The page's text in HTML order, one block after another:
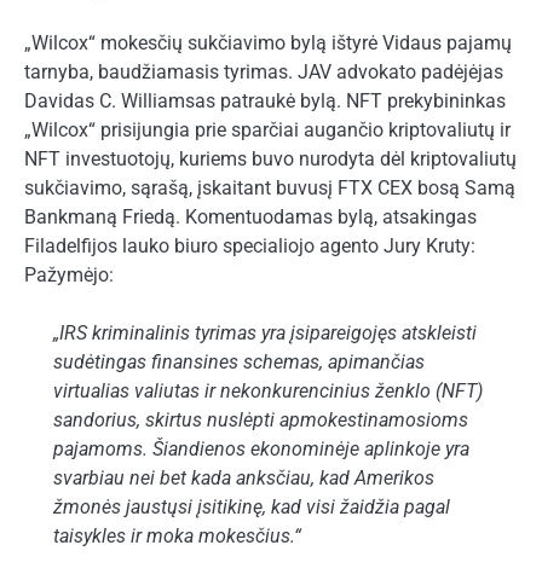
„Wilcox“ mokesčių sukčiavimo bylą ištyrė Vidaus pajamų
tarnyba, baudžiamasis tyrimas. JAV advokato padėjėjas
Davidas C. Williamsas patraukė bylą. NFT prekybininkas
„Wilcox“ prisijungia prie sparčiai augančio kriptovaliutų ir
NFT investuotojų, kuriems buvo nurodyta dėl kriptovaliutų
sukčiavimo, sąrašą, įskaitant buvusį FTX CEX bosą Samą
Bankmaną Friedą. Komentuodamas bylą, atsakingas
Filadelfijos lauko biuro specialiojo agento Jury Kruty:
Pažymėjo:
„IRS kriminalinis tyrimas yra įsipareigojęs atskleisti
sudėtingas finansines schemas, apimančias
virtualias valiutas ir nekonkurencinius ženklo (NFT)
sandorius, skirtus nuslėpti apmokestinamosioms
pajamoms. Šiandienos ekonominėje aplinkoje yra
svarbiau nei bet kada anksčiau, kad Amerikos
žmonės jaustųsi įsitikinę, kad visi žaidžia pagal
taisykles ir moka mokesčius.“